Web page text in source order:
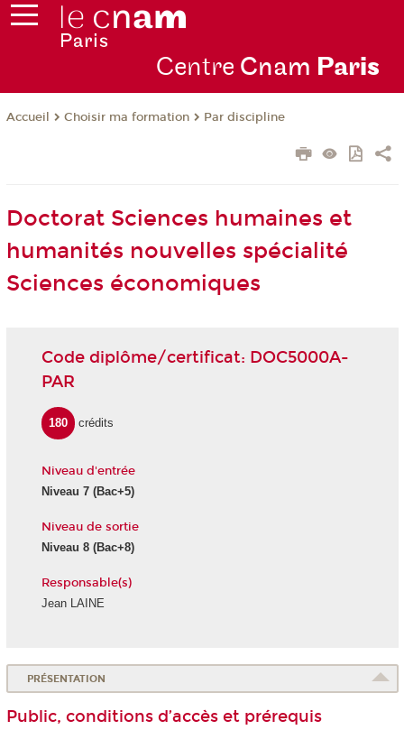
Centre Cnam Paris
Accueil Choisir ma formation Par discipline
Doctorat Sciences humaines et
humanités nouvelles spécialité
Sciences économiques
Code diplôme/certificat: DOC5000A-
PAR
180 crédits
Niveau d'entrée
Niveau 7(Bac+5)
Niveau de sortie
Niveau 8(Bac+8)
Responsable(s)
Jean LAINE
PRÉSENTATION
Public, conditions d’accès et prérequis